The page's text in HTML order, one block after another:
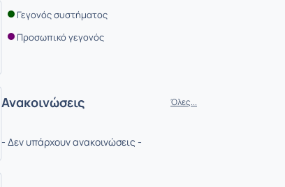
Γεγονός συστήματος
Προσωπικό γεγονός
Ανακοινώσεις Όλες...
- Δεν υπάρχουν ανακοινώσεις -